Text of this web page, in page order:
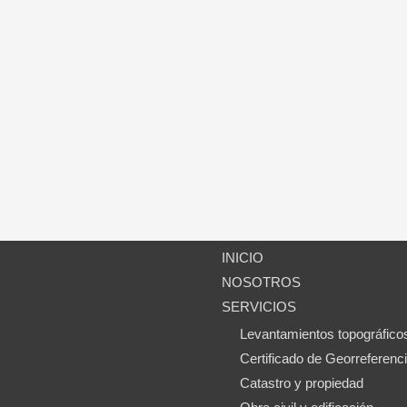
INICIO
NOSOTROS
SERVICIOS
Levantamientos
Certificado de
Catastro y propiedad